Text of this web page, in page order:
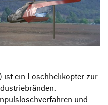
ist ein Löschhelikopter zur
und